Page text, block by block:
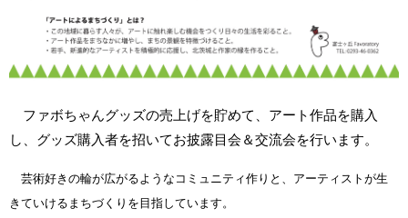
ファボちゃんグッズの売上げを貯めて、アート作品を購入
し、グッズ購入者を招いてお披露目会＆交流会を行います。
芸術好きの輪が広がるようなコミュニティ作りと、アーティストが生
きていけるまちづくりを目指しています。